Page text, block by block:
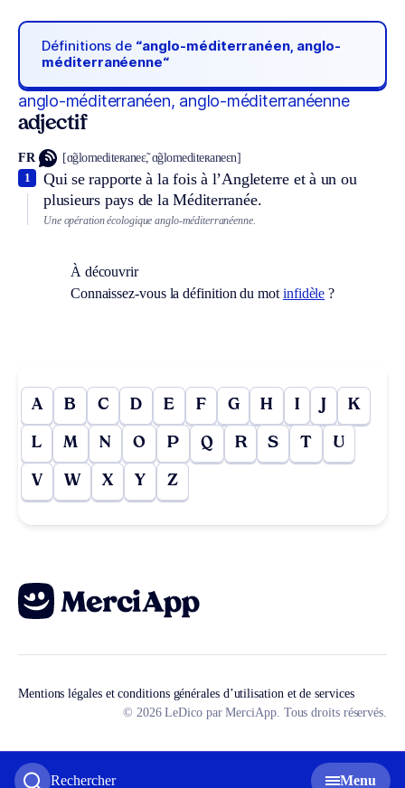
Rechercher Menu
Définitions de “anglo-méditerranéen, anglo-
méditerranéenne“
anglo-méditerranéen, anglo-méditerranéenne
adjectif
FR [ɑ̃glomediteʀaneɛ̃, ɑ̃glomediteʀaneɛn]
Qui se rapporte à la fois à l’Angleterre et à un ou
plusieurs pays de la Méditerranée.
1
Une opération écologique anglo-méditerranéenne.
À découvrir
Connaissez-vous la définition du mot infidèle ?
A B C D E F G H I J K
L M N O P Q R S T U
V W X Y Z
Mentions légales et conditions générales d’utilisation et de services
© 2026 LeDico par MerciApp. Tous droits réservés.